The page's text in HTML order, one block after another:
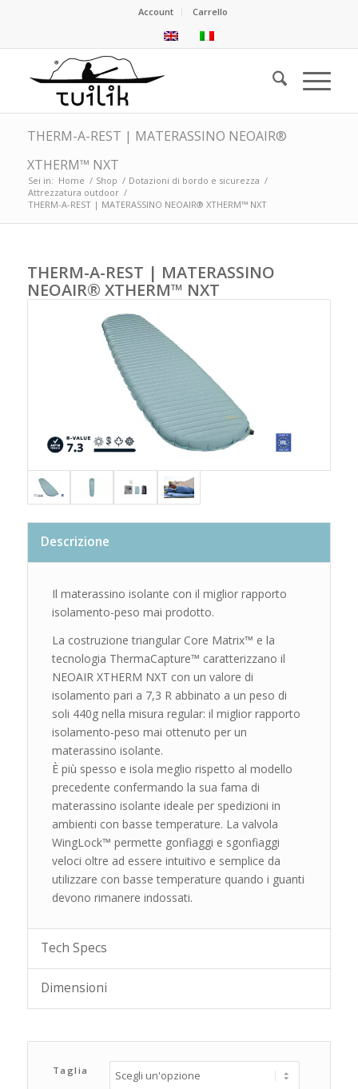
Account Carrello
THERM-A-REST | MATERASSINO NEOAIR®
XTHERM™ NXT
Sei in: Home / Shop / Dotazioni di bordo e sicurezza /
Attrezzatura outdoor /
THERM-A-REST | MATERASSINO NEOAIR® XTHERM™ NXT
THERM-A-REST | MATERASSINO
NEOAIR® XTHERM™ NXT
Descrizione
Il materassino isolante con il miglior rapporto
isolamento-peso mai prodotto.
La costruzione triangular Core Matrix™ e la
tecnologia ThermaCapture™ caratterizzano il
NEOAIR XTHERM NXT con un valore di
isolamento pari a 7,3 R abbinato a un peso di
soli 440g nella misura regular: il miglior rapporto
isolamento-peso mai ottenuto per un
materassino isolante.
È più spesso e isola meglio rispetto al modello
precedente confermando la sua fama di
materassino isolante ideale per spedizioni in
ambienti con basse temperature. La valvola
WingLock™ permette gonfiaggi e sgonfiaggi
veloci oltre ad essere intuitivo e semplice da
utilizzare con basse temperature quando i guanti
devono rimanere indossati.
Tech Specs
Dimensioni
Taglia